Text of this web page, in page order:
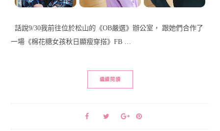
話說9/30我前往位於松山的《OB嚴選》辦公室， 跟她們合作了
一場《棉花糖女孩秋日顯瘦穿搭》FB …
繼續閱讀